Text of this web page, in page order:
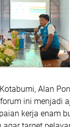
Alan
ini menjadi
kerja enam